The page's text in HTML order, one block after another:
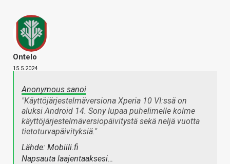
Ontelo
15.5.2024
Anonymous sanoi
"Käyttöjärjestelmäversiona Xperia 10 VI:ssä on
aluksi Android 14. Sony lupaa puhelimelle kolme
käyttöjärjestelmäversiopäivitystä sekä neljä vuotta
tietoturvapäivityksiä."
Lähde: Mobiili.fi
Napsauta laajentaaksesi…